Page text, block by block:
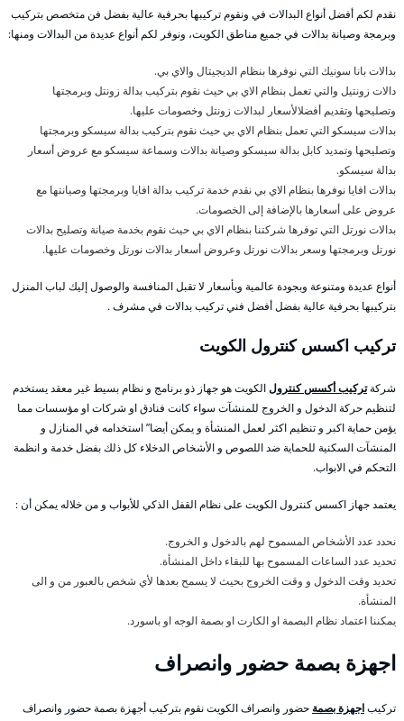
نقدم لكم أفضل أنواع البدالات في ونقوم تركيبها بحرفية عالية بفضل فن متخصص بتركيب
وبرمجة وصيانة بدالات في جميع مناطق الكويت، ونوفر لكم أنواع عديدة من البدالات ومنها:
بدالات بانا سونيك التي نوفرها بنظام الديجيتال والاي بي.
دالات زونتيل والتي تعمل بنظام الاي بي حيث نقوم بتركيب بدالة زونتل وبرمجتها
وتصليحها وتقديم أفضلالأسعار لبدالات زونتل وخصومات عليها.
بدالات سيسكو التي تعمل بنظام الاي بي حيث نقوم بتركيب بدالة سيسكو وبرمجتها
وتصليحها وتمديد كابل بدالة سيسكو وصيانة بدالات وسماعة سيسكو مع عروض أسعار
بدالة سيسكو.
بدالات افايا نوفرها بنظام الاي بي نقدم خدمة تركيب بدالة افايا وبرمجتها وصيانتها مع
عروض على أسعارها بالإضافة إلى الخصومات.
بدالات نورتل التي توفرها شركتنا بنظام الاي بي حيث نقوم بخدمة صيانة وتصليح بدالات
نورتل وبرمجتها وسعر بدالات نورتل وعروض أسعار بدالات نورتل وخصومات عليها.
أنواع عديدة ومتنوعة وبجودة عالمية وبأسعار لا تقبل المنافسة والوصول إليك لباب المنزل
بتركيبها بحرفية عالية بفضل أفضل فني تركيب بدالات في مشرف .
تركيب اكسس كنترول الكويت
شركةتركيب أكسس كنترولالكويت هو جهاز ذو برنامج و نظام بسيط غير معقد يستخدم
لتنظيم حركة الدخول و الخروج للمنشآت سواء كانت فنادق او شركات او مؤسسات مما
يؤمن حماية اكبر و تنظيم اكثر لعمل المنشأة و يمكن أيضا” استخدامه في المنازل و
المنشآت السكنية للحماية ضد اللصوص و الأشخاص الدخلاء كل ذلك بفضل خدمة و انظمة
التحكم في الابواب.
يعتمد جهاز اكسس كنترول الكويت على نظام القفل الذكي للأبواب و من خلاله يمكن أن :
نحدد عدد الأشخاص المسموح لهم بالدخول و الخروج.
تحديد عدد الساعات المسموح بها للبقاء داخل المنشأة.
تحديد وقت الدخول و وقت الخروج بحيث لا يسمح بعدها لأي شخص بالعبور من و الى
المنشأة.
يمكننا اعتماد نظام البصمة او الكارت او بصمة الوجه او باسورد.
اجهزة بصمة حضور وانصراف
تركيباجهزة بصمة حضور وانصراف الكويت نقوم بتركيب أجهزة بصمة حضور وانصراف